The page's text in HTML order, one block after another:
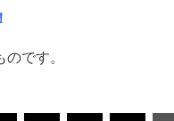
です。